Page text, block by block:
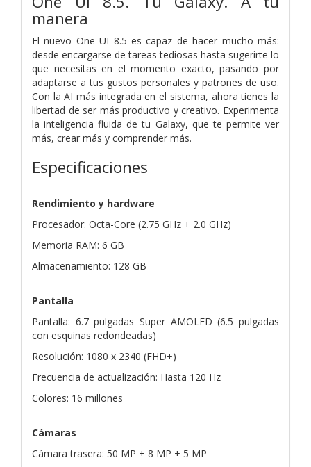
manera
El nuevo One UI 8.5 es capaz de hacer mucho más:
desde encargarse de tareas tediosas hasta sugerirte lo
que necesitas en el momento exacto, pasando por
adaptarse a tus gustos personales y patrones de uso.
Con la AI más integrada en el sistema, ahora tienes la
libertad de ser más productivo y creativo. Experimenta
la inteligencia fluida de tu Galaxy, que te permite ver
más, crear más y comprender más.
Especificaciones
Rendimiento y hardware
Procesador: Octa-Core (2.75 GHz + 2.0 GHz)
Memoria RAM: 6 GB
Almacenamiento: 128 GB
Pantalla
Pantalla: 6.7 pulgadas Super AMOLED (6.5 pulgadas
con esquinas redondeadas)
Resolución: 1080 x 2340 (FHD+)
Frecuencia de actualización: Hasta 120 Hz
Colores: 16 millones
Cámaras
Cámara trasera: 50 MP + 8 MP + 5 MP